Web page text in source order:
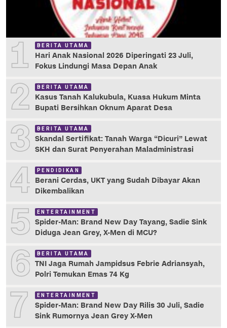
1 BERITA UTAMA
Hari Anak Nasional 2026 Diperingati 23 Juli,
Fokus Lindungi Masa Depan Anak
2 BERITA UTAMA
Kasus Tanah Kalukubula, Kuasa Hukum Minta
Bupati Bersihkan Oknum Aparat Desa
3 BERITA UTAMA
Skandal Sertifikat: Tanah Warga “Dicuri” Lewat
SKH dan Surat Penyerahan Maladministrasi
4 PENDIDIKAN
Berani Cerdas, UKT yang Sudah Dibayar Akan
Dikembalikan
5 ENTERTAINMENT
Spider-Man: Brand New Day Tayang, Sadie Sink
Diduga Jean Grey, X-Men di MCU?
6 BERITA UTAMA
TNI Jaga Rumah Jampidsus Febrie Adriansyah,
Polri Temukan Emas 74 Kg
7 ENTERTAINMENT
Spider-Man: Brand New Day Rilis 30 Juli, Sadie
Sink Rumornya Jean Grey X-Men